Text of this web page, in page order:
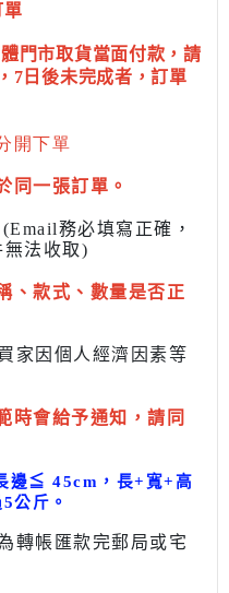
單
門市取貨當面付款，請
7日後未完成者，訂單
開下單
同一張訂單。
務必填寫正確，
無法收取)
、款式、數量是否正
家因個人經濟因素等
時會給予通知，請同
邊≦ 45cm，長+寬+高
公斤 。
轉帳匯款完郵局或宅